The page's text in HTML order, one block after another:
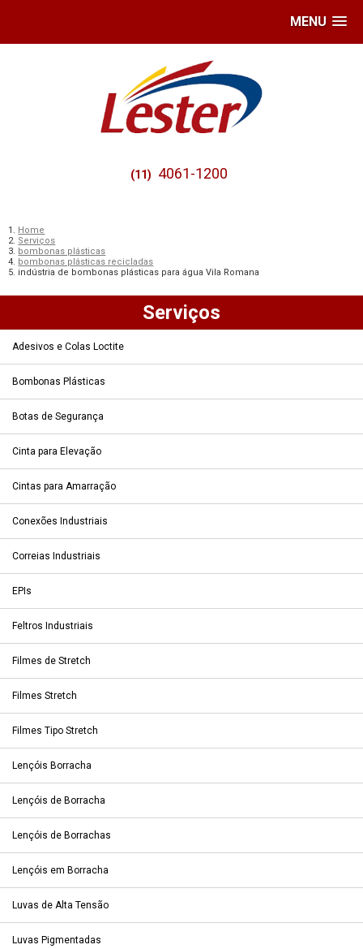
MENU
(11) 4061-1200
Home
Serviços
bombonas plásticas
bombonas plásticas recicladas
indústria de bombonas plásticas para água Vila Romana
Serviços
Adesivos e Colas Loctite
Bombonas Plásticas
Botas de Segurança
Cinta para Elevação
Cintas para Amarração
Conexões Industriais
Correias Industriais
EPIs
Feltros Industriais
Filmes de Stretch
Filmes Stretch
Filmes Tipo Stretch
Lençóis Borracha
Lençóis de Borracha
Lençóis de Borrachas
Lençóis em Borracha
Luvas de Alta Tensão
Luvas Pigmentadas